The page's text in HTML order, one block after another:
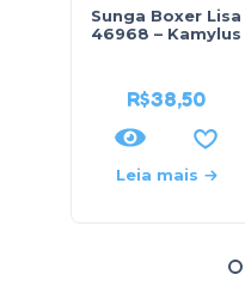
Sunga Boxer Lisa
46968 – Kamylus
R$38,50
Leia mais